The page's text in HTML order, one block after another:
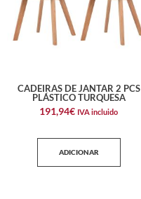
CADEIRAS DE JANTAR 2 PCS
PLÁSTICO TURQUESA
191,94€ IVA incluido
ADICIONAR